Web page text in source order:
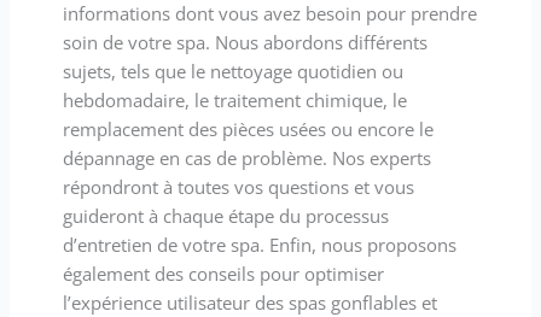
informations dont vous avez besoin pour prendre
soin de votre spa. Nous abordons différents
sujets, tels que le nettoyage quotidien ou
hebdomadaire, le traitement chimique, le
remplacement des pièces usées ou encore le
dépannage en cas de problème. Nos experts
répondront à toutes vos questions et vous
guideront à chaque étape du processus
d’entretien de votre spa. Enfin, nous proposons
également des conseils pour optimiser
l’expérience utilisateur des spas gonflables et